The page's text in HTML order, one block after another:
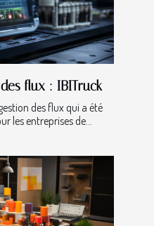
flux : IBITruck
des flux qui a été
les entreprises de...